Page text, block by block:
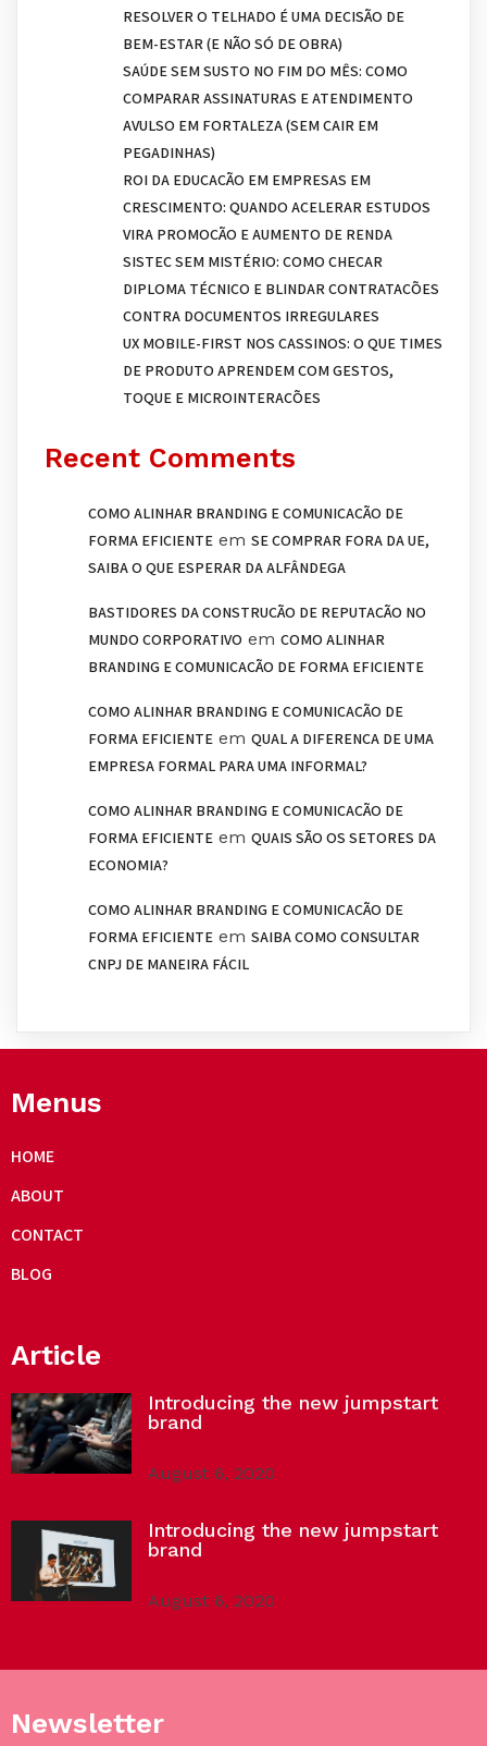
RESOLVER O TELHADO É UMA DECISÃO DE
BEM-ESTAR (E NÃO SÓ DE OBRA)
SAÚDE SEM SUSTO NO FIM DO MÊS: COMO
COMPARAR ASSINATURAS E ATENDIMENTO
AVULSO EM FORTALEZA (SEM CAIR EM
PEGADINHAS)
ROI DA EDUCAÇÃO EM EMPRESAS EM
CRESCIMENTO: QUANDO ACELERAR ESTUDOS
VIRA PROMOÇÃO E AUMENTO DE RENDA
SISTEC SEM MISTÉRIO: COMO CHECAR
DIPLOMA TÉCNICO E BLINDAR CONTRATAÇÕES
CONTRA DOCUMENTOS IRREGULARES
UX MOBILE-FIRST NOS CASSINOS: O QUE TIMES
DE PRODUTO APRENDEM COM GESTOS,
TOQUE E MICROINTERAÇÕES
Recent Comments
COMO ALINHAR BRANDING E COMUNICAÇÃO DE
FORMA EFICIENTE em SE COMPRAR FORA DA UE,
SAIBA O QUE ESPERAR DA ALFÂNDEGA
BASTIDORES DA CONSTRUÇÃO DE REPUTAÇÃO NO
MUNDO CORPORATIVO em COMO ALINHAR
BRANDING E COMUNICAÇÃO DE FORMA EFICIENTE
COMO ALINHAR BRANDING E COMUNICAÇÃO DE
FORMA EFICIENTE em QUAL A DIFERENÇA DE UMA
EMPRESA FORMAL PARA UMA INFORMAL?
COMO ALINHAR BRANDING E COMUNICAÇÃO DE
FORMA EFICIENTE em QUAIS SÃO OS SETORES DA
ECONOMIA?
COMO ALINHAR BRANDING E COMUNICAÇÃO DE
FORMA EFICIENTE em SAIBA COMO CONSULTAR
CNPJ DE MANEIRA FÁCIL
Menus
HOME
ABOUT
CONTACT
BLOG
Article
Introducing the new jumpstart
brand
August 6, 2020
Introducing the new jumpstart
brand
August 6, 2020
Newsletter